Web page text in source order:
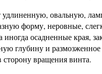
овальную,
форму, неровные,
иногда осадненные края,
глубину и
вращения винта.